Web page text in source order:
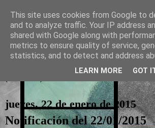
La otra tutoría de
Recursos para Educación Primaria
jueves, 22 de enero de 2015
Notificación del 22/01/2015
This site uses cookies from Google to
and to analyze traffic. Your IP address
shared with Google along with
metrics to ensure quality of service,
statistics, and to detect and address
LEARN MORE GOT